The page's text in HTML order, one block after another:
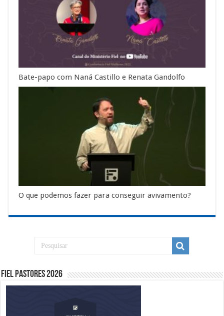
Bate-papo com Naná Castillo e Renata Gandolfo
O que podemos fazer para conseguir avivamento?
Fiel Pastores 2026